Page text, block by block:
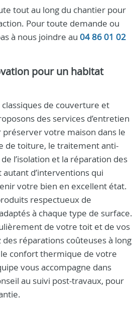
tout au long du chantier pour
Pour toute demande ou
à nous joindre au 04 86 01 02
pour un habitat
de couverture et
des services d’entretien
préserver votre maison dans le
de toiture, le traitement anti-
l’isolation et la réparation des
d’interventions qui
votre bien en excellent état.
respectueux de
à chaque type de surface.
de votre toit et de vos
réparations coûteuses à long
confort thermique de votre
vous accompagne dans
au suivi post-travaux, pour